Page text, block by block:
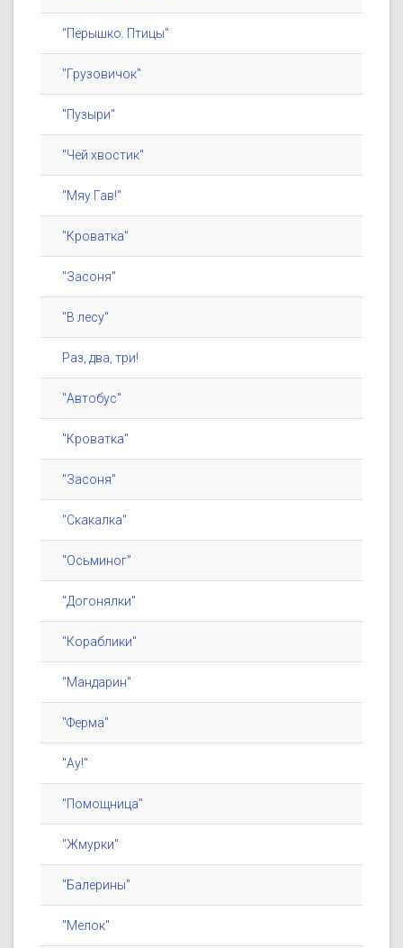
"Пёрышко. Птицы"
"Грузовичок"
"Пузыри"
"Чей хвостик"
"Мяу Гав!"
"Кроватка"
"Засоня"
"В лесу"
Раз, два, три!
"Автобус"
"Кроватка"
"Засоня"
"Скакалка"
"Осьминог"
"Догонялки"
"Кораблики"
"Мандарин"
"Ферма"
"Ау!"
"Помощница"
"Жмурки"
"Балерины"
"Мелок"